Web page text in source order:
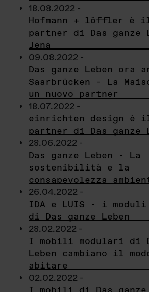
18.08.2022 -
Hofmann + löffler è
partner di Das ganze
Jena
09.08.2022 -
Das ganze Leben ora
Saarbrücken - La
un nuovo partner
18.07.2022 -
einrichten design è
partner di Das ganze
28.06.2022 -
Das ganze Leben - La
sostenibilità e la
consapevolezza
26.04.2022 -
IDA e LUIS - i moduli
di Das ganze Leben
28.02.2022 -
I mobili modulari di
Leben cambiano il
abitare
02.02.2022 -